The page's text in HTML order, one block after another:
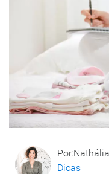
Dicas